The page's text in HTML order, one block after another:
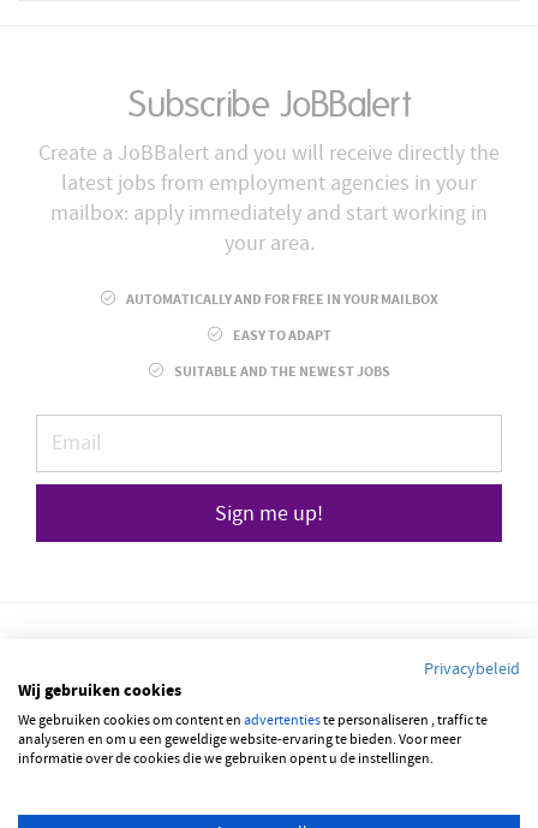
Subscribe JoBBalert
Create a JoBBalert and you will receive directly the
latest jobs from employment agencies in your
mailbox: apply immediately and start working in
your area.
AUTOMATICALLY AND FOR FREE IN YOUR MAILBOX
EASY TO ADAPT
SUITABLE AND THE NEWEST JOBS
Sign me up!
© 2026 JOBBSQUARE
NEDERLANDS FRANÇAIS
Privacybeleid
Wij gebruiken cookies
We gebruiken cookies om content en advertentieste personaliseren , traffic te
analyseren en om u een geweldige website-ervaring te bieden. Voor meer
informatie over de cookies die we gebruiken opent u de instellingen.